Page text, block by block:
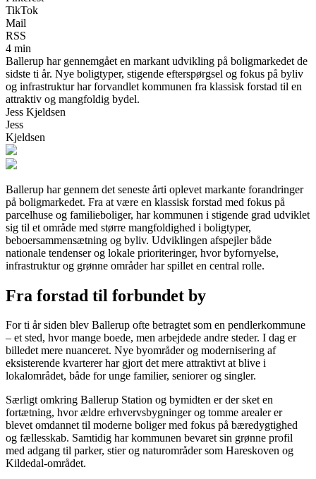
TikTok
Mail
RSS
4 min
Ballerup har gennemgået en markant udvikling på boligmarkedet de
sidste ti år. Nye boligtyper, stigende efterspørgsel og fokus på byliv
og infrastruktur har forvandlet kommunen fra klassisk forstad til en
attraktiv og mangfoldig bydel.
Jess Kjeldsen
Jess
Kjeldsen
Ballerup har gennem det seneste årti oplevet markante forandringer
på boligmarkedet. Fra at være en klassisk forstad med fokus på
parcelhuse og familieboliger, har kommunen i stigende grad udviklet
sig til et område med større mangfoldighed i boligtyper,
beboersammensætning og byliv. Udviklingen afspejler både
nationale tendenser og lokale prioriteringer, hvor byfornyelse,
infrastruktur og grønne områder har spillet en central rolle.
Fra forstad til forbundet by
For ti år siden blev Ballerup ofte betragtet som en pendlerkommune
– et sted, hvor mange boede, men arbejdede andre steder. I dag er
billedet mere nuanceret. Nye byområder og modernisering af
eksisterende kvarterer har gjort det mere attraktivt at blive i
lokalområdet, både for unge familier, seniorer og singler.
Særligt omkring Ballerup Station og bymidten er der sket en
fortætning, hvor ældre erhvervsbygninger og tomme arealer er
blevet omdannet til moderne boliger med fokus på bæredygtighed
og fællesskab. Samtidig har kommunen bevaret sin grønne profil
med adgang til parker, stier og naturområder som Hareskoven og
Kildedal-området.